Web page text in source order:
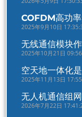
COFDM高功
2025年9月10日
无线通信模块
2025年10月21日
空天地一体化
2025年11月13日
无人机通信组
2026年7月22日